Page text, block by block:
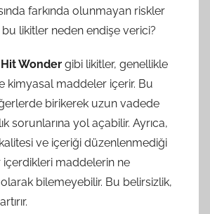
farkında olunmayan riskler
bu likitler neden endişe verici?
Wonder gibi likitler, genellikle
kimyasal maddeler içerir. Bu
birikerek uzun vadede
sorunlarına yol açabilir. Ayrıca,
ve içeriği düzenlenmediği
içerdikleri maddelerin ne
bilemeyebilir. Bu belirsizlik,